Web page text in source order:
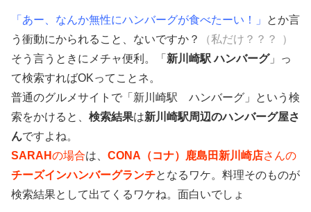
「あー、なんか無性にハンバーグが食べたーい！」
とか言
う衝動にかられること、ないですか？
（私だけ？？？
）
そう言うときにメチャ便利。「 新川崎駅 ハンバーグ」っ
て検索すればOKってことネ。
普通のグルメサイトで「新川崎駅 ハンバーグ」という検
索をかけると、 検索結果は新川崎駅周辺のハンバーグ屋さ
んですよね。
SARAHの場合は、 CONA（コナ）鹿島田新川崎店さんの
チーズインハンバーグランチとなるワケ。料理そのものが
検索結果として出てくるワケね。面白いでしょ